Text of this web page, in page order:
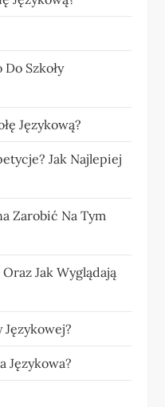
Szkoły
Językową?
Jak Najlepiej
Zarobić Na Tym
Oraz Jak Wyglądają
Językowej?
Językowa?